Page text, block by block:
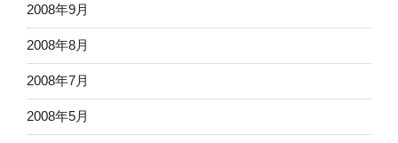
2008年9月
2008年8月
2008年7月
2008年5月